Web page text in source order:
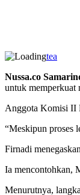
tea
Nussa.co
untuk memperkuat
Anggota Komisi II
“Meskipun proses
Firnadi
Ia mencontohkan,
Menurutnya,